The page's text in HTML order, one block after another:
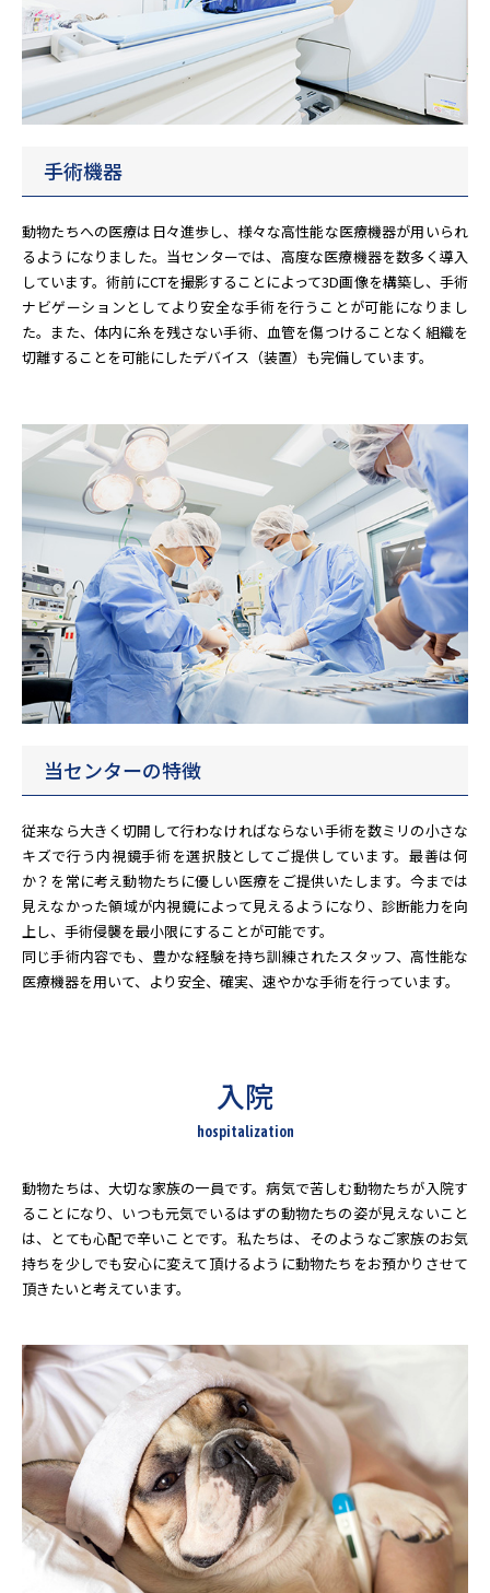
手術機器
動物たちへの医療は日々進歩し、様々な高性能な医療機器が用いられ
るようになりました。当センターでは、高度な医療機器を数多く導入
しています。術前にCTを撮影することによって3D画像を構築し、手術
ナビゲーションとしてより安全な手術を行うことが可能になりまし
た。また、体内に糸を残さない手術、血管を傷つけることなく組織を
切離することを可能にしたデバイス（装置）も完備しています。
当センターの特徴
従来なら大きく切開して行わなければならない手術を数ミリの小さな
キズで行う内視鏡手術を選択肢としてご提供しています。最善は何
か？を常に考え動物たちに優しい医療をご提供いたします。今までは
見えなかった領域が内視鏡によって見えるようになり、診断能力を向
上し、手術侵襲を最小限にすることが可能です。
同じ手術内容でも、豊かな経験を持ち訓練されたスタッフ、高性能な
医療機器を用いて、より安全、確実、速やかな手術を行っています。
入院
hospitalization
動物たちは、大切な家族の一員です。病気で苦しむ動物たちが入院す
ることになり、いつも元気でいるはずの動物たちの姿が見えないこと
は、とても心配で辛いことです。私たちは、そのようなご家族のお気
持ちを少しでも安心に変えて頂けるように動物たちをお預かりさせて
頂きたいと考えています。